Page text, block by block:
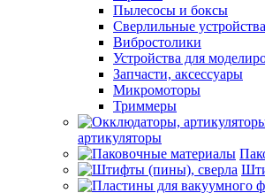
Пылесосы и боксы
Сверлильные устройства
Вибростолики
Устройства для
Запчасти, аксессуары
Микромоторы
Триммеры
артикуляторы